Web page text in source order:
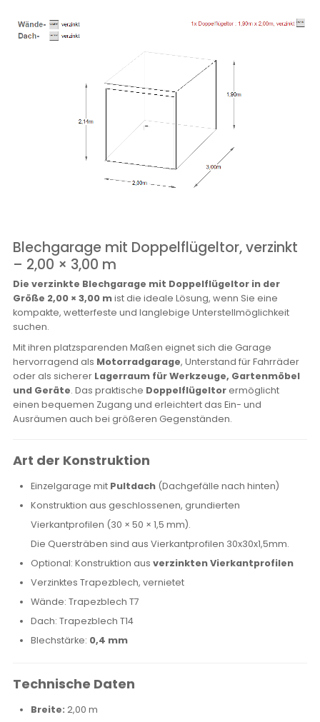
Blechgarage mit Doppelflügeltor, verzinkt
– 2,00 × 3,00 m
Die verzinkte Blechgarage mit Doppelflügeltor in der
Größe 2,00 × 3,00 mist die ideale Lösung, wenn Sie eine
kompakte, wetterfeste und langlebige Unterstellmöglichkeit
suchen.
Mit ihren platzsparenden Maßen eignet sich die Garage
hervorragend als Motorradgarage, Unterstand für Fahrräder
oder als sicherer Lagerraum für Werkzeuge, Gartenmöbel
und Geräte. Das praktische Doppelflügeltorermöglicht
einen bequemen Zugang und erleichtert das Ein- und
Ausräumen auch bei größeren Gegenständen.
Art der Konstruktion
Einzelgarage mit Pultdach(Dachgefälle nach hinten)
Konstruktion aus geschlossenen, grundierten
Vierkantprofilen (30 × 50 × 1,5 mm).
Die Quersträben sind aus Vierkantprofilen 30x30x1,5mm.
Optional: Konstruktion aus verzinkten Vierkantprofilen
Verzinktes Trapezblech, vernietet
Wände: Trapezblech T7
Dach: Trapezblech T14
Blechstärke: 0,4 mm
Technische Daten
Breite: 2,00 m